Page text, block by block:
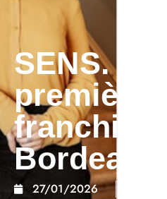
SENS.
première
franchisée
Bordeaux
27/01/2026